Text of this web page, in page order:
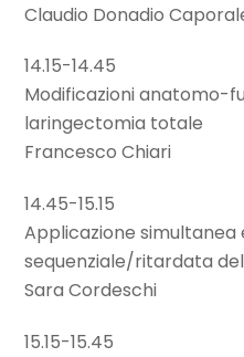
Claudio Donadio
14.15-14.45
Modificazioni anatomo-
laringectomia totale
Francesco Chiari
14.45-15.15
Applicazione simultanea
sequenziale/ritardata
Sara Cordeschi
15.15-15.45